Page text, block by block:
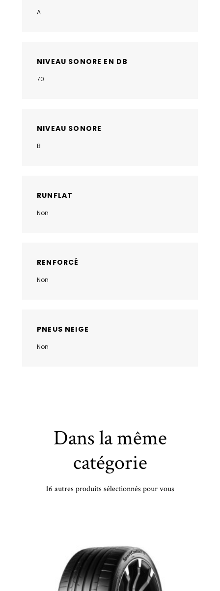
A
NIVEAU SONORE EN DB
70
NIVEAU SONORE
B
RUNFLAT
Non
RENFORCÉ
Non
PNEUS NEIGE
Non
Dans la même
catégorie
16 autres produits sélectionnés pour vous